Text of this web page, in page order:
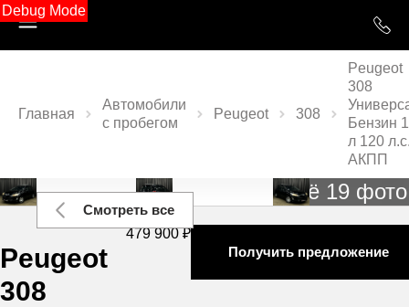
Debug Mode
Главная
Автомобили
с пробегом
Peugeot 308
Peugeot
308
Бензин
л 120
АКПП
Ещё 19 фото
Смотреть все
Peugeot
308
479 900 ₽
Получить предложение